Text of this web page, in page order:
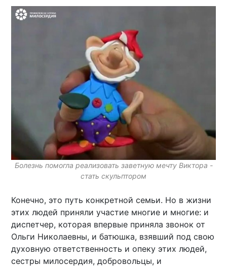
Болезнь помогла реализовать заветную мечту Виктора -
стать скульптором
Конечно, это путь конкретной семьи. Но в жизни
этих людей приняли участие многие и многие: и
диспетчер, которая впервые приняла звонок от
Ольги Николаевны, и батюшка, взявший под свою
духовную ответственность и опеку этих людей,
сестры милосердия, добровольцы, и